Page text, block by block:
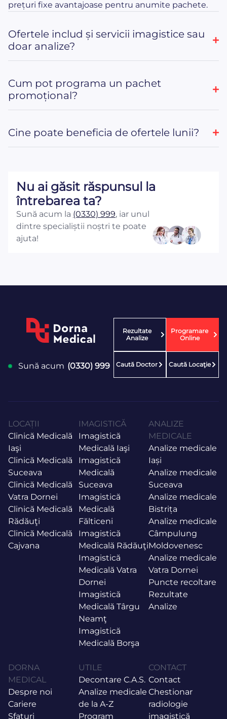
prețuri fixe avantajoase pentru anumite pachete.
Ofertele includ și servicii imagistice sau
doar analize?
Cum pot programa un pachet
promoțional?
Cine poate beneficia de ofertele lunii?
Nu ai găsit răspunsul la
întrebarea ta?
Sună acum la (0330) 999, iar unul
dintre specialiștii noștri te poate
ajuta!
Sună acum (0330) 999
Rezultate
Analize
Programare
Online
Caută Doctor Caută Locaţie
LOCAȚII
Clinică Medicală
Iaşi
Clinică Medicală
Suceava
Clinică Medicală
Vatra Dornei
Clinică Medicală
Rădăuţi
Clinică Medicală
Cajvana
IMAGISTICĂ
Imagistică
Medicală Iaşi
Imagistică
Medicală
Suceava
Imagistică
Medicală
Fălticeni
Imagistică
Medicală Rădăuţi
Imagistică
Medicală Vatra
Dornei
Imagistică
Medicală Târgu
Neamţ
Imagistică
Medicală Borşa
ANALIZE
MEDICALE
Analize medicale
Iași
Analize medicale
Suceava
Analize medicale
Bistrița
Analize medicale
Câmpulung
Moldovenesc
Analize medicale
Vatra Dornei
Puncte recoltare
Rezultate
Analize
DORNA
MEDICAL
Despre noi
Cariere
Sfaturi
UTILE
Decontare C.A.S.
Analize medicale
de la A-Z
Program
CONTACT
Contact
Chestionar
radiologie
imagistică